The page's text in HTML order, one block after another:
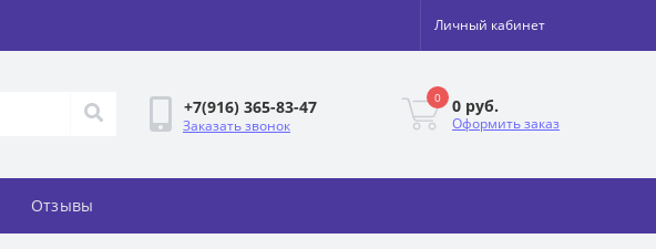
Личный кабинет
+7(916) 365-83-47
Заказать звонок
0 0 руб.
Оформить заказ
Отзывы